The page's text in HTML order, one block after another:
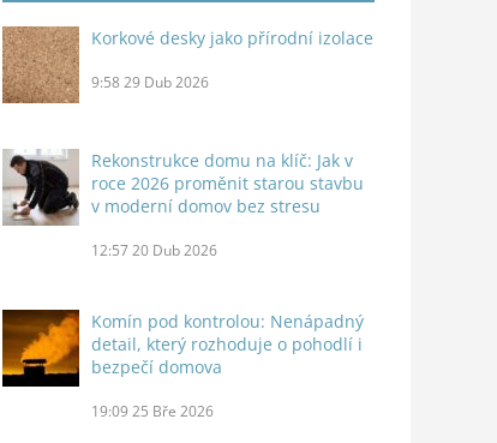
Korkové desky jako přírodní izolace
9:58 29 Dub 2026
Rekonstrukce domu na klíč: Jak v
roce 2026 proměnit starou stavbu
v moderní domov bez stresu
12:57 20 Dub 2026
Komín pod kontrolou: Nenápadný
detail, který rozhoduje o pohodlí i
bezpečí domova
19:09 25 Bře 2026